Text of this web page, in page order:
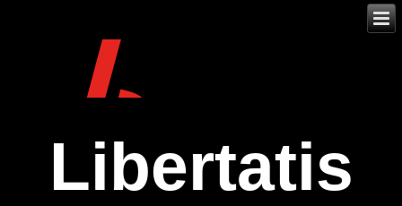
Libertatis